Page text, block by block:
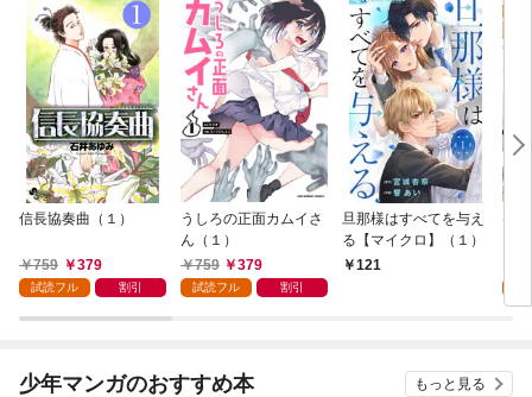
信長協奏曲（１）
759 379
試読フル 割引
うしろの正面カムイさ
ん（１）
759
379
試読フル 割引
旦那様はすべてを与え
る【マイクロ】（１）
121
は
少年マンガのおすすめ本 もっと見る